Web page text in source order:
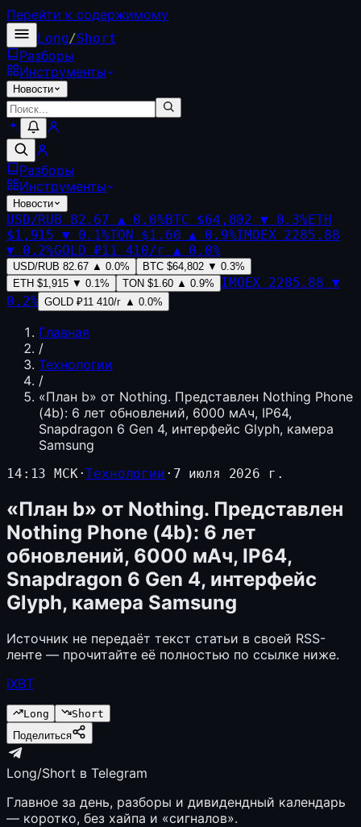
Перейти к содержимому
Long/Short
Разборы
Инструменты
Новости
Разборы
Инструменты
Новости
USD/RUB 82.67 ▲ 0.0%BTC $64,802 ▼ 0.3%ETH
$1,915 ▼ 0.1%TON $1.60 ▲ 0.9%IMOEX 2285.88
▼ 0.2%GOLD ₽11 410/г ▲ 0.0%
USD/RUB 82.67 ▲ 0.0% BTC $64,802 ▼ 0.3%
ETH $1,915 ▼ 0.1% TON $1.60 ▲ 0.9% IMOEX 2285.88 ▼
0.2% GOLD ₽11 410/г ▲ 0.0%
Главная
/
Технологии
/
«План b» от Nothing. Представлен Nothing Phone
(4b): 6 лет обновлений, 6000 мАч, IP64,
Snapdragon 6 Gen 4, интерфейс Glyph, камера
Samsung
14:13 МСК·Технологии · 7 июля 2026 г.
«План b» от Nothing. Представлен
Nothing Phone (4b): 6 лет
обновлений, 6000 мАч, IP64,
Snapdragon 6 Gen 4, интерфейс
Glyph, камера Samsung
Источник не передаёт текст статьи в своей RSS-
ленте — прочитайте её полностью по ссылке ниже.
iXBT
Long
Short
Поделиться
Long/Short в Telegram
Главное за день, разборы и дивидендный календарь
— коротко, без хайпа и «сигналов».